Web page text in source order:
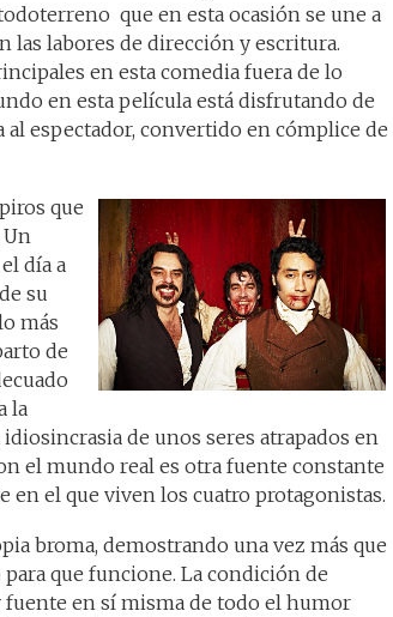
que en esta ocasión se une a
las labores de dirección y escritura.
en esta comedia fuera de lo
en esta película está disfrutando de
al espectador, convertido en cómplice de
que
Un
día a
su
más
de
la
de unos seres atrapados en
el mundo real es otra fuente constante
en el que viven los cuatro protagonistas.
broma, demostrando una vez más que
que funcione. La condición de
en sí misma de todo el humor